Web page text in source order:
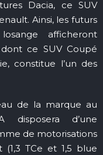
Dacia, ce SUV
Ainsi, les futurs
afficheront
ce SUV Coupé
constitue l’un des
de la marque au
disposera d’une
de motorisations
(1,3 TCe et 1,5 blue